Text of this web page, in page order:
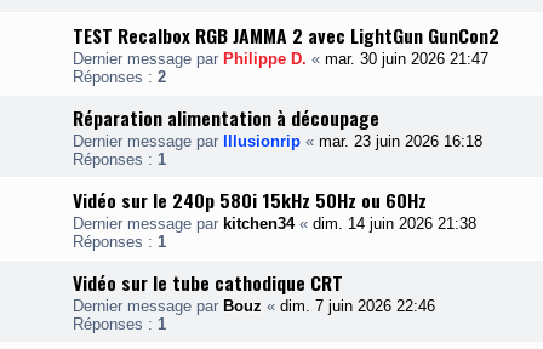
TEST Recalbox RGB JAMMA 2 avec LightGun GunCon2
Dernier message par Philippe D. « mar. 30 juin 2026 21:47
Réponses : 2
Réparation alimentation à découpage
Dernier message par Illusionrip « mar. 23 juin 2026 16:18
Réponses : 1
Vidéo sur le 240p 580i 15kHz 50Hz ou 60Hz
Dernier message par kitchen34« dim. 14 juin 2026 21:38
Réponses : 1
Vidéo sur le tube cathodique CRT
Dernier message par Bouz « dim. 7 juin 2026 22:46
Réponses : 1